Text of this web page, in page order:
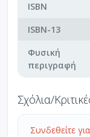
ISBN
ISBN-13
Φυσική
περιγραφή
Σχόλια/
Συνδεθείτε